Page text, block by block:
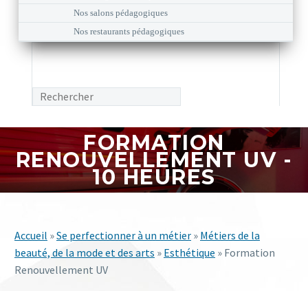
Nos salons pédagogiques
Nos restaurants pédagogiques
FORMATION
RENOUVELLEMENT UV -
10 HEURES
Accueil »Se perfectionner à un métier » Métiers de la
beauté, de la mode et des arts » Esthétique » Formation
Renouvellement UV